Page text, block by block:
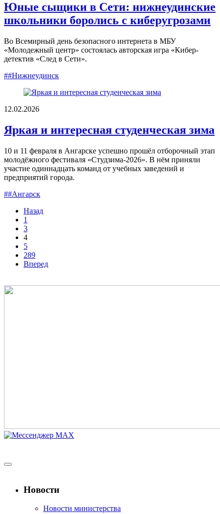
Юные сыщики в Сети: нижнеудинские
школьники боролись с киберугрозами
Во Всемирный день безопасного интернета в МБУ
«Молодежный центр» состоялась авторская игра «Кибер-
детектив «След в Сети».
##Нижнеудинск
12.02.2026
Яркая и интересная студенческая зима
10 и 11 февраля в Ангарске успешно прошёл отборочный этап
молодёжного фестиваля «Студзима-2026». В нём приняли
участие одиннадцать команд от учебных заведений и
предприятий города.
##Ангарск
Назад
1
3
4
5
289
Вперед
Новости
Новости министерства